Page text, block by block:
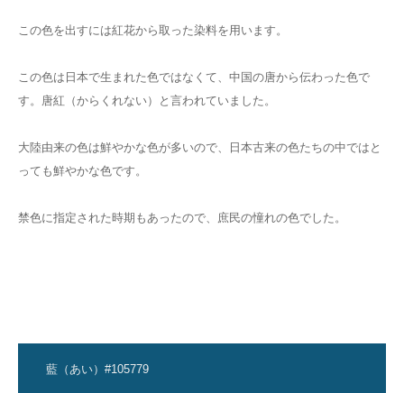
この色を出すには紅花から取った染料を用います。
この色は日本で生まれた色ではなくて、中国の唐から伝わった色で
す。唐紅（からくれない）と言われていました。
大陸由来の色は鮮やかな色が多いので、日本古来の色たちの中ではと
っても鮮やかな色です。
禁色に指定された時期もあったので、庶民の憧れの色でした。
藍（あい）#105779